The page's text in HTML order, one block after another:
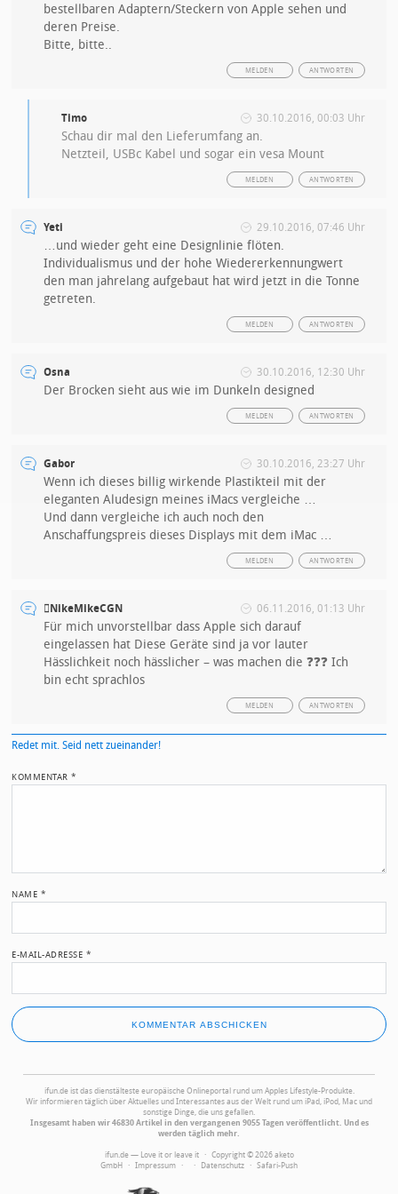
bestellbaren Adaptern/Steckern von Apple sehen und
deren Preise.
Bitte, bitte..
ANTWORTEN
MELDEN
Timo 30.10.2016, 00:03 Uhr
Schau dir mal den Lieferumfang an.
Netzteil, USBc Kabel und sogar ein vesa Mount
ANTWORTEN
MELDEN
Yeti 29.10.2016, 07:46 Uhr
…und wieder geht eine Designlinie flöten.
Individualismus und der hohe Wiedererkennungwert
den man jahrelang aufgebaut hat wird jetzt in die Tonne
getreten.
ANTWORTEN
MELDEN
Osna 30.10.2016, 12:30 Uhr
Der Brocken sieht aus wie im Dunkeln designed
ANTWORTEN
MELDEN
Gabor 30.10.2016, 23:27 Uhr
Wenn ich dieses billig wirkende Plastikteil mit der
eleganten Aludesign meines iMacs vergleiche …
Und dann vergleiche ich auch noch den
Anschaffungspreis dieses Displays mit dem iMac …
ANTWORTEN
MELDEN
NikeMikeCGN 06.11.2016, 01:13 Uhr
Für mich unvorstellbar dass Apple sich darauf
eingelassen hat Diese Geräte sind ja vor lauter
Hässlichkeit noch hässlicher – was machen die ❓❓❓ Ich
bin echt sprachlos
ANTWORTEN
MELDEN
Redet mit. Seid nett zueinander!
KOMMENTAR*
NAME *
E-MAIL-ADRESSE *
ifun.de ist das dienstälteste europäische Onlineportal rund um Apples Lifestyle-Produkte.
Wir informieren täglich über Aktuelles und Interessantes aus der Welt rund um iPad, iPod, Mac und
sonstige Dinge, die uns gefallen.
Insgesamt haben wir 46830 Artikel in den vergangenen 9055 Tagen veröffentlicht. Und es
werden täglich mehr.
ifun.de — Love it or leave it · Copyright © 2026 aketo
GmbH · Impressum · · Datenschutz · Safari-Push